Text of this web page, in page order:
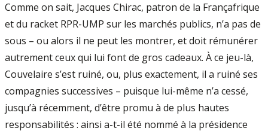
Comme on sait, Jacques Chirac, patron de la Françafrique
et du racket RPR-UMP sur les marchés publics, n’a pas de
sous – ou alors il ne peut les montrer, et doit rémunérer
autrement ceux qui lui font de gros cadeaux. À ce jeu-là,
Couvelaire s’est ruiné, ou, plus exactement, il a ruiné ses
compagnies successives – puisque lui-même n’a cessé,
jusqu’à récemment, d’être promu à de plus hautes
responsabilités : ainsi a-t-il été nommé à la présidence